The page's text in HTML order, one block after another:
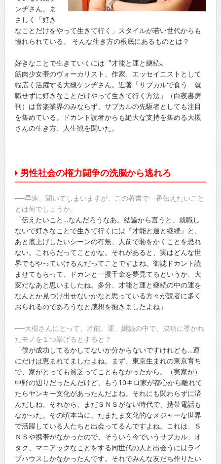
ンヂさん。ま
さしく「好き
なことだけをやって生きて行く」スタイルが若い世代からも
憧れられている。 そんな生き方の根底にあるものとは？
好きなことで生きていくには〝才能と運と継続〟
筋肉少女帯のヴォーカリスト、作家、エッセイニストとして
幅広く活躍する大槻ケンヂさん。近著「サブカルで食う 就
職せずに好きなことだけやって生きて行く方法」（白夜書房
刊）は音楽業界のみならず、サブカルの先駆者としても注目
を集めている。ドカント読者からも絶大な支持を集める大槻
さんの生き方、人生観を聞いた。
男性社会の権力闘争の洗脳から逃れろ
──早速、聞いてしまいますが、この著書で一番伝えたいこと
とは何でしょうか。
「伝えたいこと…なんだろうなあ。結論から言うと、就職し
ないで好きなことで生きて行くには『才能と運と継続』と、
あと底上げしたいシーンの有無、人前で恥をかくことを恐れ
ない。これらだってことかな。それがあると、実はどんな世
界でもやっていけるんだってことですよね。御誌ドカント読
ませてもらって、ドカンと一攫千金を夢見てるというか、大
変だなあと思いましたね。多分、才能と運と継続の中の運を
なんとか見つけ出せないかなと思っている方々が読者に多く
おられるのであろうなと感想を抱きましたよね」
──大槻さんにとって、才能、運、継続の中で、成功に導かれ
たモノを１つ挙げるとすると？
「僕が成功してるかしてないか分からないですけれども…運
にだけは恵まれてましたよね。まず、東京生まれの東京育ち
で、家がとっても貧乏ってこともなかったから。（実家が）
中野の辺りだったんだけど、もう10キロ家が都心から離れて
たらヤンキー文化があったんだよね。それにも関わらずに済
んだしね。それから、まだＳＮＳがない時代で、携帯電話も
なかった。その頃本当に、たまたま文化的なメジャーな世界
で活躍している人たちと出会ってるんですよね。これは、Ｓ
ＮＳや携帯がなかったので、そういう今でいうサブカル、オ
タク、マニアックなことをする同世代の人と出会うにはライ
ブハウスしかなかったんです。それでみんな友だち作りたい